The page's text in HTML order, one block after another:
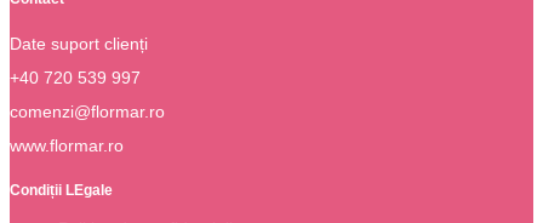
Date suport clienți
+40 720 539 997
comenzi@flormar.ro
www.flormar.ro
Condiții LEgale